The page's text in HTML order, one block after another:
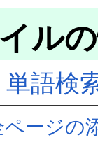
ル
単語検
ページの